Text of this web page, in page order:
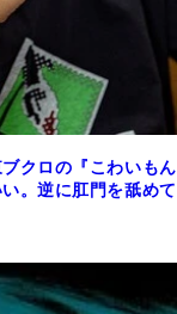
クロの『こわいもん
。逆に肛門を舐めて